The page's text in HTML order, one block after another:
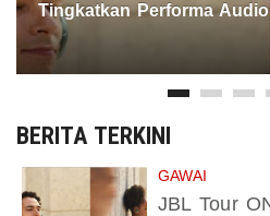
Tingkatkan Performa Audio
BERITA TERKINI
GAWAI
JBL Tour